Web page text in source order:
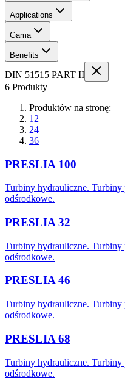
Applications
Gama
Benefits
DIN 51515 PART II
6 Produkty
Produktów na stronę:
12
24
36
PRESLIA 100
Turbiny hydrauliczne. Turbiny
odśrodkowe.
PRESLIA 32
Turbiny hydrauliczne. Turbiny
odśrodkowe.
PRESLIA 46
Turbiny hydrauliczne. Turbiny
odśrodkowe.
PRESLIA 68
Turbiny hydrauliczne. Turbiny
odśrodkowe.